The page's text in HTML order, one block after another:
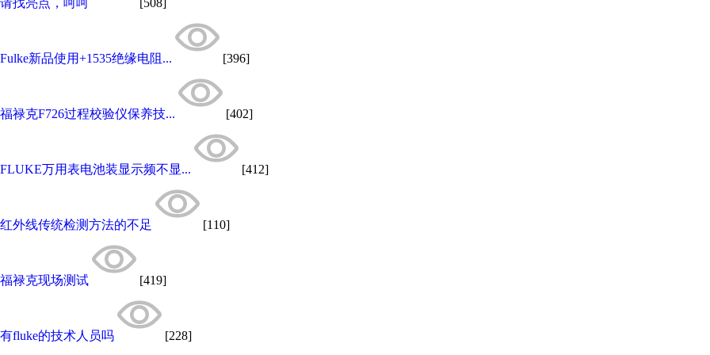
请找亮点，呵呵 [508]
Fulke新品使用+1535绝缘电阻... [396]
福禄克F726过程校验仪保养技... [402]
FLUKE万用表电池装显示频不显... [412]
红外线传统检测方法的不足 [110]
福禄克现场测试 [419]
有fluke的技术人员吗 [228]